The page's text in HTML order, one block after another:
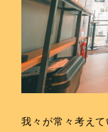
我々が常々考え